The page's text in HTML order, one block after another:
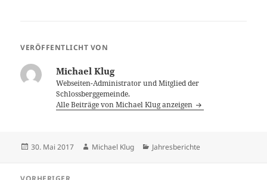
VERÖFFENTLICHT VON
Michael Klug
Webseiten-Administrator und Mitglied der
Schlossberggemeinde.
Alle Beiträge von Michael Klug anzeigen
Veröffentlicht
30. Mai 2017 Autor
Michael Klug Kategorien
Jahresberichte